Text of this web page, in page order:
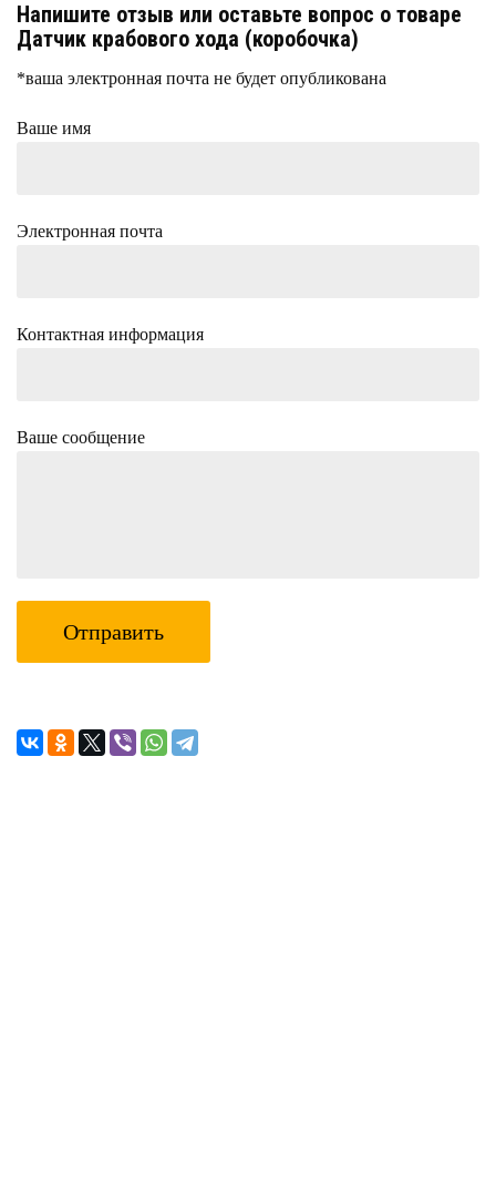
Напишите отзыв или оставьте вопрос о товаре
Датчик крабового хода (коробочка)
*ваша электронная почта не будет опубликована
Ваше имя
Электронная почта
Контактная информация
Ваше сообщение
Отправить